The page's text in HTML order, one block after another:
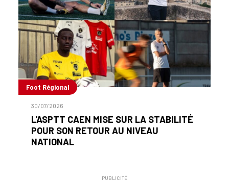
Foot Régional
30/07/2026
L'ASPTT CAEN MISE SUR LA STABILITÉ
POUR SON RETOUR AU NIVEAU
NATIONAL
PUBLICITÉ